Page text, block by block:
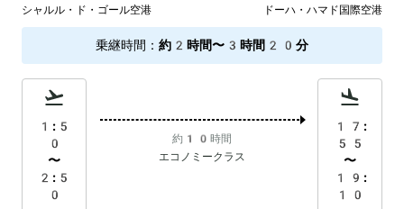
シャルル・ド・ゴール空港 ドーハ・ハマド国際空港
乗継時間 ： 約2時間〜3時間20分
1:5
0
〜
2:5
0
約10時間
エコノミークラス
17:
55
〜
19:
10